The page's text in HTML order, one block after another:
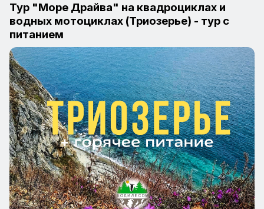
Тур "Море Драйва" на квадроциклах и
водных мотоциклах (Триозерье) - тур с
питанием